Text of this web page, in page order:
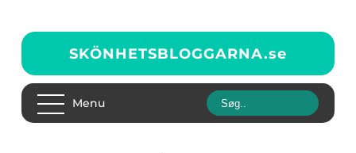
SKÖNHETSBLOGGARNA.se
Menu